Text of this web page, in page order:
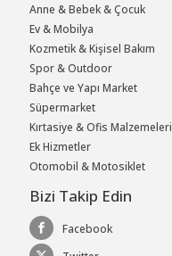
Anne & Bebek & Çocuk
Ev & Mobilya
Kozmetik & Kişisel Bakım
Spor & Outdoor
Bahçe ve Yapı Market
Süpermarket
Kırtasiye & Ofis Malzemeleri
Ek Hizmetler
Otomobil & Motosiklet
Bizi Takip Edin
Facebook